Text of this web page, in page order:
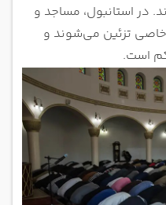
در استانبول، مساجد و
تزئین می‌شوند و
است.